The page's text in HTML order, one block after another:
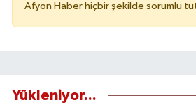
Afyon Haber hiçbir şekilde sorumlu
Yükleniyor...